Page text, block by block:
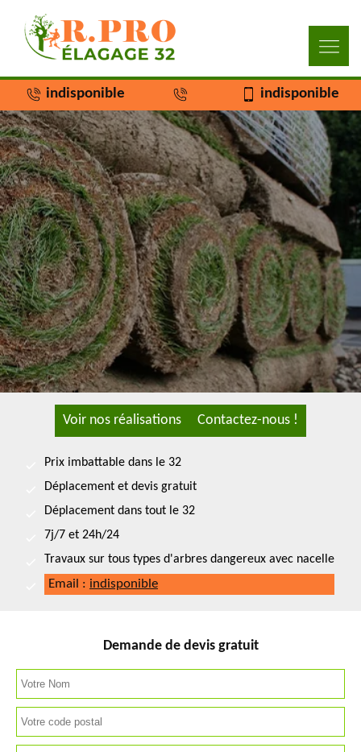
indisponible indisponible
Voir nos réalisations Contactez-nous !
Prix imbattable dans le 32
Déplacement et devis gratuit
Déplacement dans tout le 32
7j/7 et 24h/24
Travaux sur tous types d'arbres dangereux avec nacelle
Email : indisponible
Demande de devis gratuit